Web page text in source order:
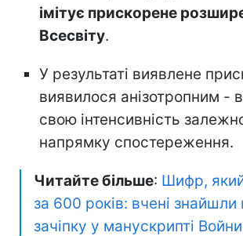
імітує прискорене
Всесвіту.
У результаті виявлене
виявилося анізотропним -
свою інтенсивність
напрямку спостереження.
Читайте більше: Шифр,
за 600 років: вчені знайшли
зачіпку у манускрипті